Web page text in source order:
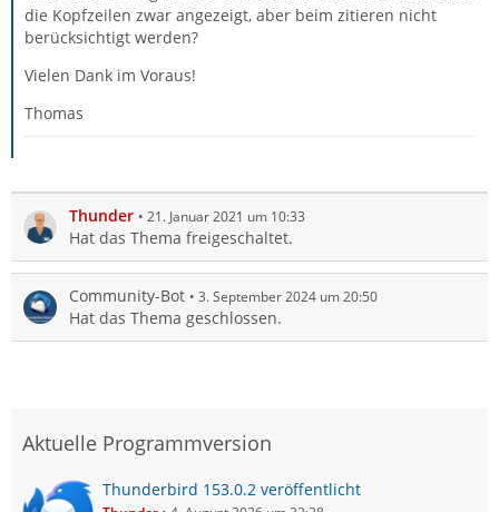
die Kopfzeilen zwar angezeigt, aber beim zitieren nicht
berücksichtigt werden?
Vielen Dank im Voraus!
Thomas
Thunder 21. Januar 2021 um 10:33
Hat das Thema freigeschaltet.
Community-Bot 3. September 2024 um 20:50
Hat das Thema geschlossen.
Aktuelle Programmversion
Thunderbird 153.0.2 veröffentlicht